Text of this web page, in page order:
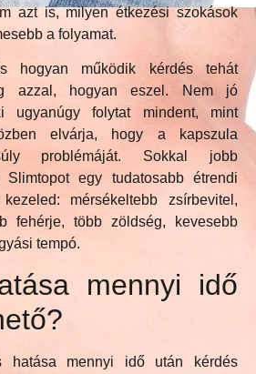
azt is, milyen étkezési szokások
a folyamat.
hogyan működik kérdés tehát
azzal, hogyan eszel. Nem jó
ugyanúgy folytat mindent, mint
elvárja, hogy a kapszula
problémáját. Sokkal jobb
egy tudatosabb étrendi
mérsékeltebb zsírbevitel,
fehérje, több zöldség, kevesebb
tempó.
mennyi idő
hatása mennyi idő után kérdés